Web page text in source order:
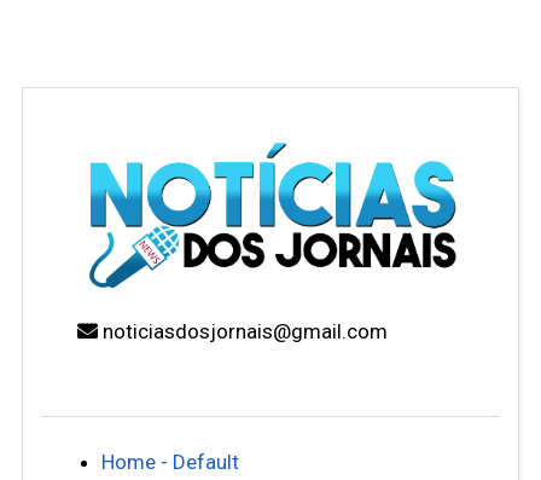
noticiasdosjornais@gmail.com
Home - Default